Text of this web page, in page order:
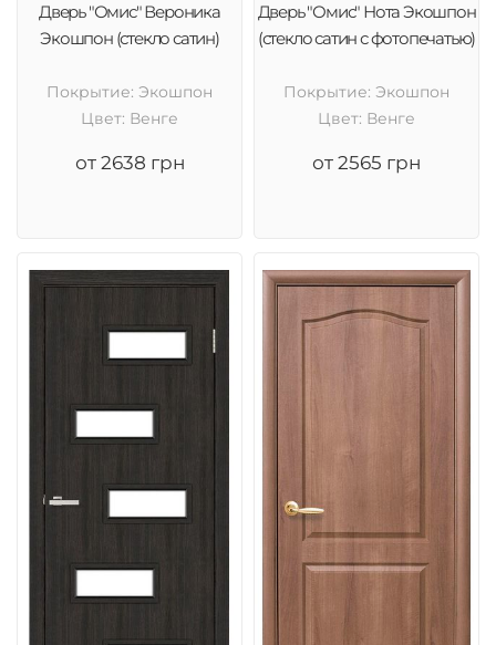
Дверь "Омис" Вероника
Экошпон (стекло сатин)
Покрытие: Экошпон
Цвет: Венге
от 2638 грн
Дверь "Омис" Нота Экошпон
(стекло сатин с фотопечатью)
Покрытие: Экошпон
Цвет: Венге
от 2565 грн